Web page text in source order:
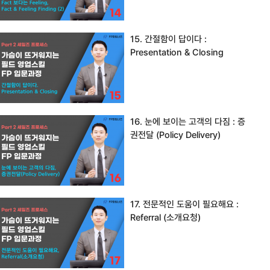
15. 간절함이 답이다 :
Presentation & Closing
16. 눈에 보이는 고객의 다짐 : 증
권전달 (Policy Delivery)
17. 전문적인 도움이 필요해요 :
Referral (소개요청)